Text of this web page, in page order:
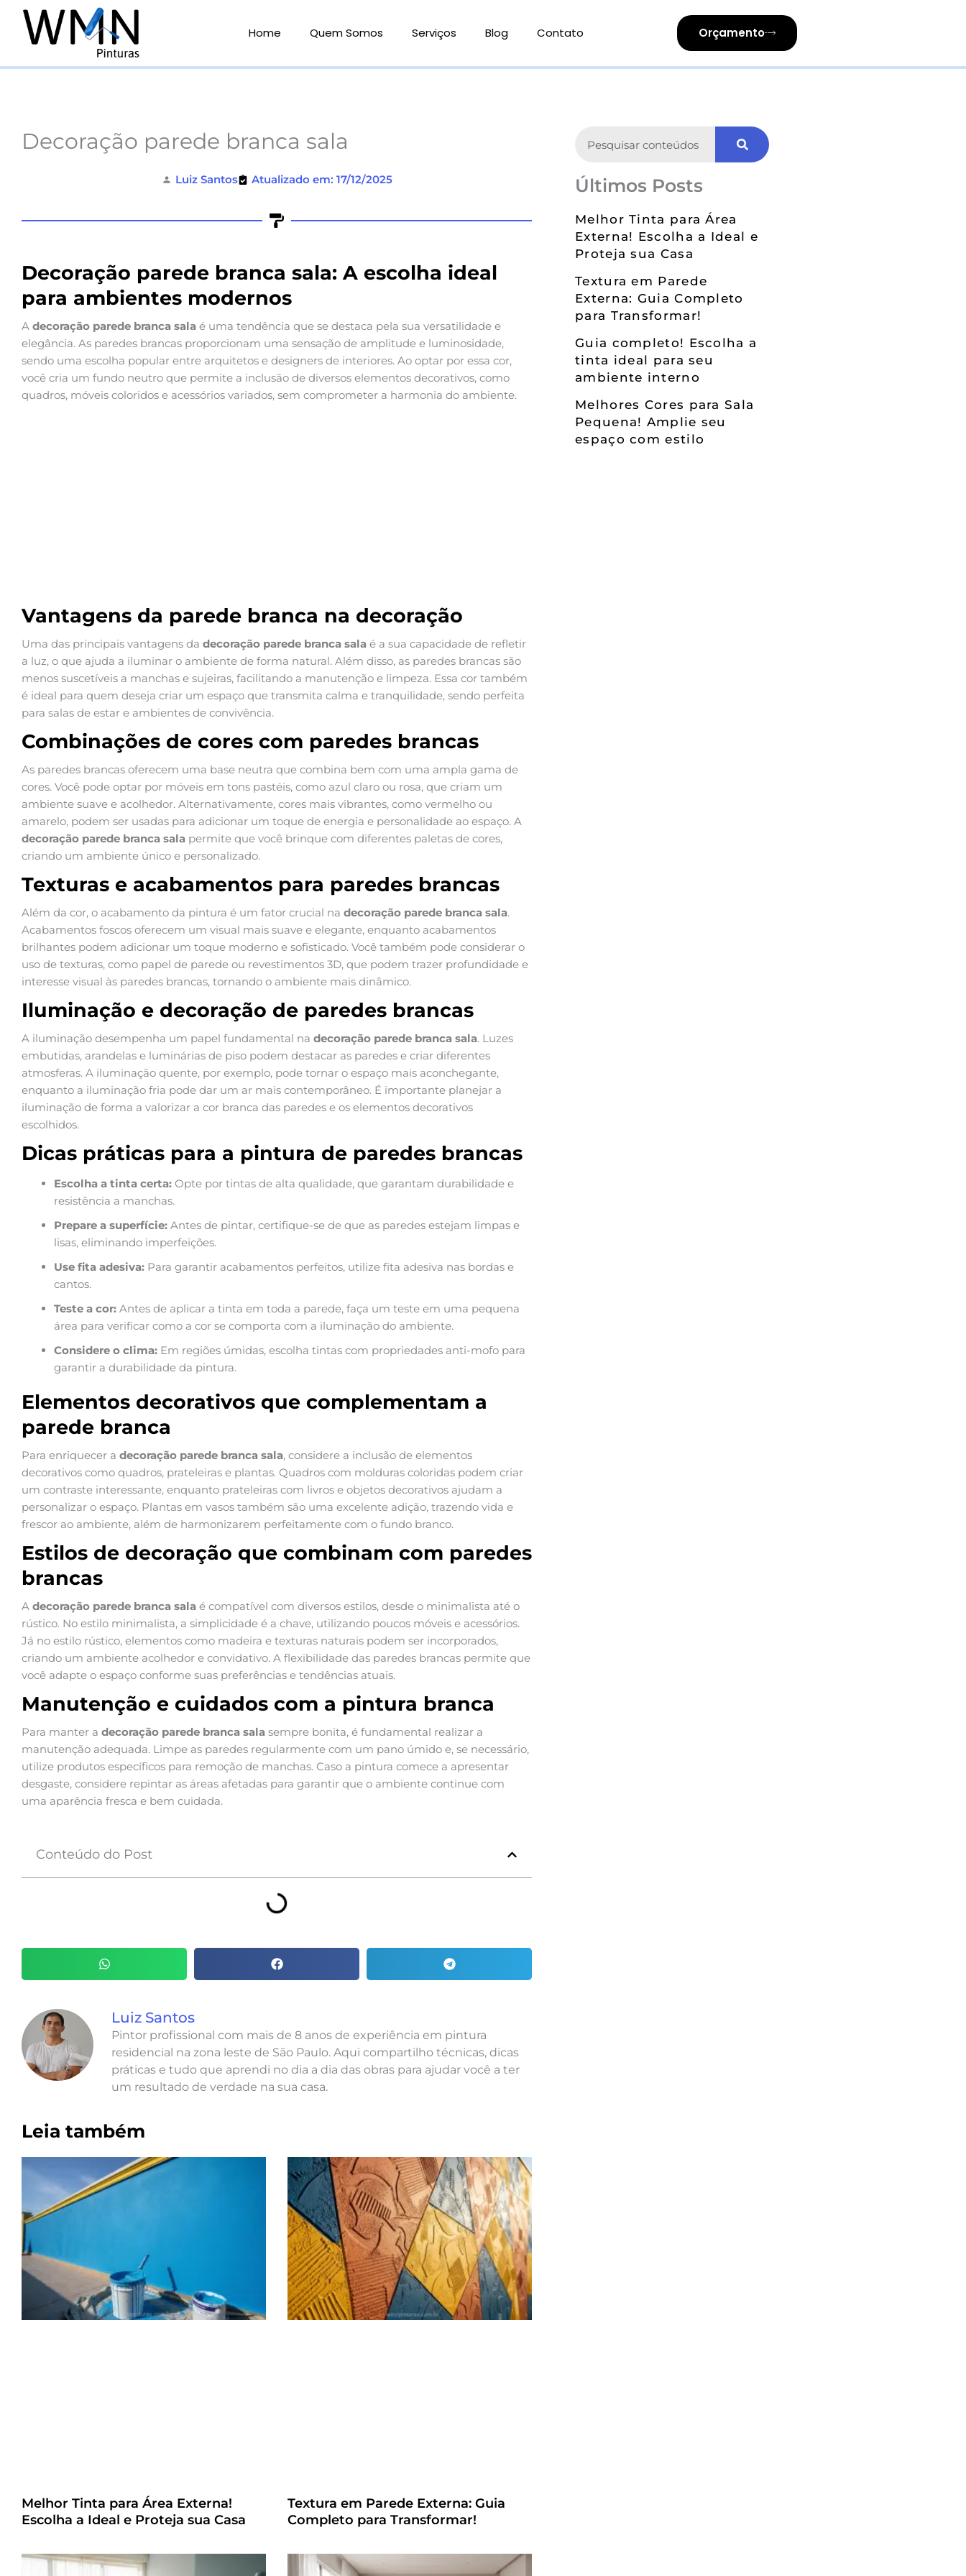
Home Quem Somos Serviços Blog Contato Orçamento
Decoração parede branca sala
Luiz Santos Atualizado em: 17/12/2025
Decoração parede branca sala: A escolha ideal
para ambientes modernos
A decoração parede branca sala é uma tendência que se destaca pela sua versatilidade e
elegância. As paredes brancas proporcionam uma sensação de amplitude e luminosidade,
sendo uma escolha popular entre arquitetos e designers de interiores. Ao optar por essa cor,
você cria um fundo neutro que permite a inclusão de diversos elementos decorativos, como
quadros, móveis coloridos e acessórios variados, sem comprometer a harmonia do ambiente.
Vantagens da parede branca na decoração
Uma das principais vantagens da decoração parede branca sala é a sua capacidade de refletir
a luz, o que ajuda a iluminar o ambiente de forma natural. Além disso, as paredes brancas são
menos suscetíveis a manchas e sujeiras, facilitando a manutenção e limpeza. Essa cor também
é ideal para quem deseja criar um espaço que transmita calma e tranquilidade, sendo perfeita
para salas de estar e ambientes de convivência.
Combinações de cores com paredes brancas
As paredes brancas oferecem uma base neutra que combina bem com uma ampla gama de
cores. Você pode optar por móveis em tons pastéis, como azul claro ou rosa, que criam um
ambiente suave e acolhedor. Alternativamente, cores mais vibrantes, como vermelho ou
amarelo, podem ser usadas para adicionar um toque de energia e personalidade ao espaço. A
decoração parede branca sala permite que você brinque com diferentes paletas de cores,
criando um ambiente único e personalizado.
Texturas e acabamentos para paredes brancas
Além da cor, o acabamento da pintura é um fator crucial na decoração parede branca sala.
Acabamentos foscos oferecem um visual mais suave e elegante, enquanto acabamentos
brilhantes podem adicionar um toque moderno e sofisticado. Você também pode considerar o
uso de texturas, como papel de parede ou revestimentos 3D, que podem trazer profundidade e
interesse visual às paredes brancas, tornando o ambiente mais dinâmico.
Iluminação e decoração de paredes brancas
A iluminação desempenha um papel fundamental na decoração parede branca sala. Luzes
embutidas, arandelas e luminárias de piso podem destacar as paredes e criar diferentes
atmosferas. A iluminação quente, por exemplo, pode tornar o espaço mais aconchegante,
enquanto a iluminação fria pode dar um ar mais contemporâneo. É importante planejar a
iluminação de forma a valorizar a cor branca das paredes e os elementos decorativos
escolhidos.
Dicas práticas para a pintura de paredes brancas
Escolha a tinta certa: Opte por tintas de alta qualidade, que garantam durabilidade e
resistência a manchas.
Prepare a superfície: Antes de pintar, certifique-se de que as paredes estejam limpas e
lisas, eliminando imperfeições.
Use fita adesiva: Para garantir acabamentos perfeitos, utilize fita adesiva nas bordas e
cantos.
Teste a cor: Antes de aplicar a tinta em toda a parede, faça um teste em uma pequena
área para verificar como a cor se comporta com a iluminação do ambiente.
Considere o clima: Em regiões úmidas, escolha tintas com propriedades anti-mofo para
garantir a durabilidade da pintura.
Elementos decorativos que complementam a
parede branca
Para enriquecer a decoração parede branca sala, considere a inclusão de elementos
decorativos como quadros, prateleiras e plantas. Quadros com molduras coloridas podem criar
um contraste interessante, enquanto prateleiras com livros e objetos decorativos ajudam a
personalizar o espaço. Plantas em vasos também são uma excelente adição, trazendo vida e
frescor ao ambiente, além de harmonizarem perfeitamente com o fundo branco.
Estilos de decoração que combinam com paredes
brancas
A decoração parede branca sala é compatível com diversos estilos, desde o minimalista até o
rústico. No estilo minimalista, a simplicidade é a chave, utilizando poucos móveis e acessórios.
Já no estilo rústico, elementos como madeira e texturas naturais podem ser incorporados,
criando um ambiente acolhedor e convidativo. A flexibilidade das paredes brancas permite que
você adapte o espaço conforme suas preferências e tendências atuais.
Manutenção e cuidados com a pintura branca
Para manter a decoração parede branca sala sempre bonita, é fundamental realizar a
manutenção adequada. Limpe as paredes regularmente com um pano úmido e, se necessário,
utilize produtos específicos para remoção de manchas. Caso a pintura comece a apresentar
desgaste, considere repintar as áreas afetadas para garantir que o ambiente continue com
uma aparência fresca e bem cuidada.
Conteúdo do Post
Luiz Santos
Pintor profissional com mais de 8 anos de experiência em pintura
residencial na zona leste de São Paulo. Aqui compartilho técnicas, dicas
práticas e tudo que aprendi no dia a dia das obras para ajudar você a ter
um resultado de verdade na sua casa.
Leia também
Melhor Tinta para Área Externa!
Escolha a Ideal e Proteja sua Casa
Textura em Parede Externa: Guia
Completo para Transformar!
Últimos Posts
Melhor Tinta para Área
Externa! Escolha a Ideal e
Proteja sua Casa
Textura em Parede
Externa: Guia Completo
para Transformar!
Guia completo! Escolha a
tinta ideal para seu
ambiente interno
Melhores Cores para Sala
Pequena! Amplie seu
espaço com estilo